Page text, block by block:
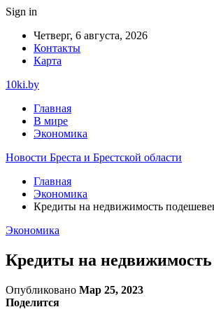
Sign in
Четверг, 6 августа, 2026
Контакты
Карта
10ki.by
Главная
В мире
Экономика
Новости Бреста и Брестской области
Главная
Экономика
Кредиты на недвижимость
Экономика
Кредиты на
Опубликовано Мар 25, 2023
Поделится